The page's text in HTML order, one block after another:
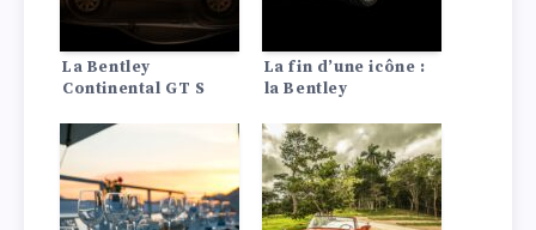
La Bentley
Continental GT S
automobile
La fin d’une icône :
la Bentley
fait ses adieux –
mais vous pouvez
encore posséder ce
morceau d’histoire
automobile.